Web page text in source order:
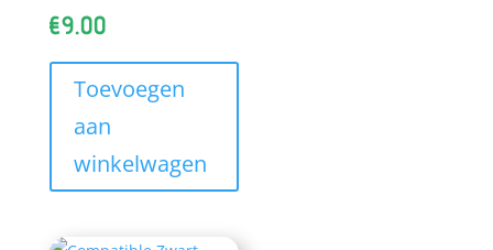
€9.00
Toevoegen
aan
winkelwagen